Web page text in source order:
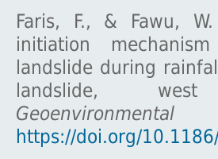
Faris, F., & Fawu,
initiation
landslide during
landslide,
https://doi.org/